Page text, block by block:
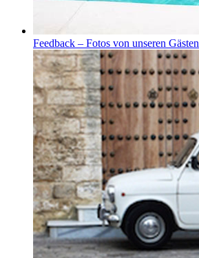
Feedback – Fotos von unseren Gästen